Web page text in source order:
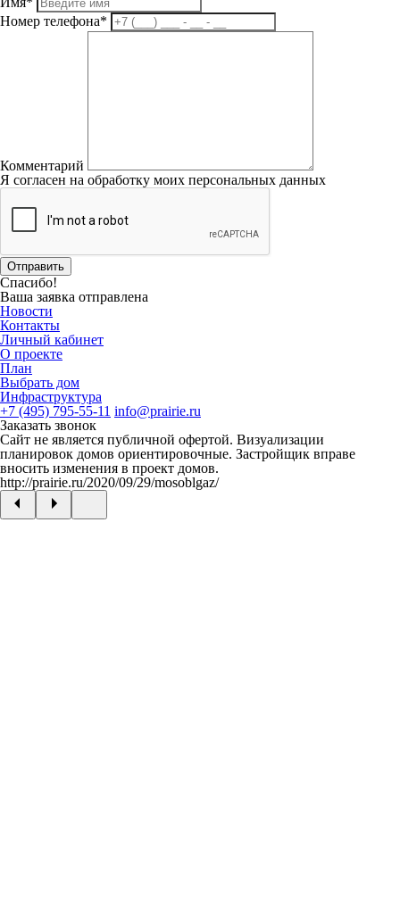
Номер телефона*
Комментарий
Я согласен на обработку моих персональных данных
Отправить
Спасибо!
Ваша заявка отправлена
Новости
Контакты
Личный кабинет
О проекте
План
Выбрать дом
Инфраструктура
+7 (495) 795-55-11 info@prairie.ru
Заказать звонок
Сайт не является публичной офертой. Визуализации
планировок домов ориентировочные. Застройщик вправе
вносить изменения в проект домов.
http://prairie.ru/2020/09/29/mosoblgaz/